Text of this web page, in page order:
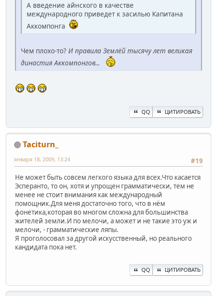
А введение айнского в качестве
международного приведет к засилью Капитана
Аккомпонга
Чем плохо-то? И правила Землёй тысячу лет великая
династия Аккомпонгов...
QQ ЦИТИРОВАТЬ
Taciturn_
#19
января 18, 2009, 13:24
Не может быть совсем легкого языка для всех.Что касается
Эсперанто, то он, хотя и упрощен грамматически, тем не
менее не стоит внимания как международный
помощник.Для меня достаточно того, что в нём
фонетика,которая во многом сложна для большинства
жителей земли.И по мелочи, а может и не такие это уж и
мелочи, - грамматические ляпы.
Я проголосовал за другой искусственный, но реального
кандидата пока нет.
QQ ЦИТИРОВАТЬ